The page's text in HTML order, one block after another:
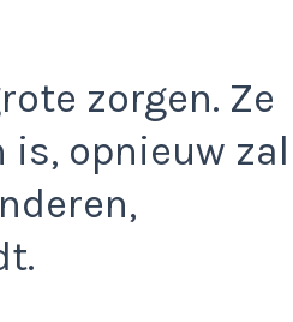
zorgen. Ze
is, opnieuw zal